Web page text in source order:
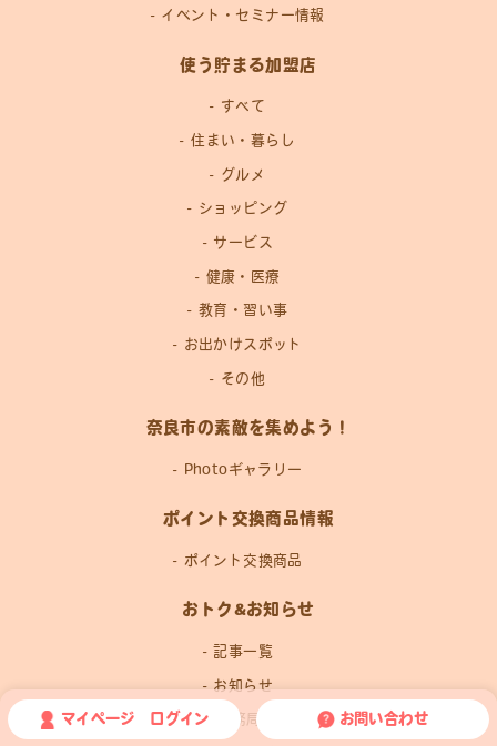
イベント・セミナー情報
使う貯まる加盟店
すべて
住まい・暮らし
グルメ
ショッピング
サービス
健康・医療
教育・習い事
お出かけスポット
その他
奈良市の素敵を集めよう！
Photoギャラリー
ポイント交換商品情報
ポイント交換商品
おトク&お知らせ
記事一覧
お知らせ
運営事務局news
マイページ ログイン お問い合わせ